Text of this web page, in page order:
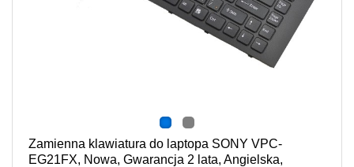
Zamienna klawiatura do laptopa SONY VPC-
EG21FX, Nowa, Gwarancja 2 lata, Angielska,